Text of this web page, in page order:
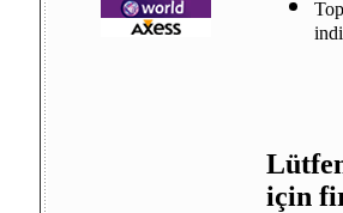
için